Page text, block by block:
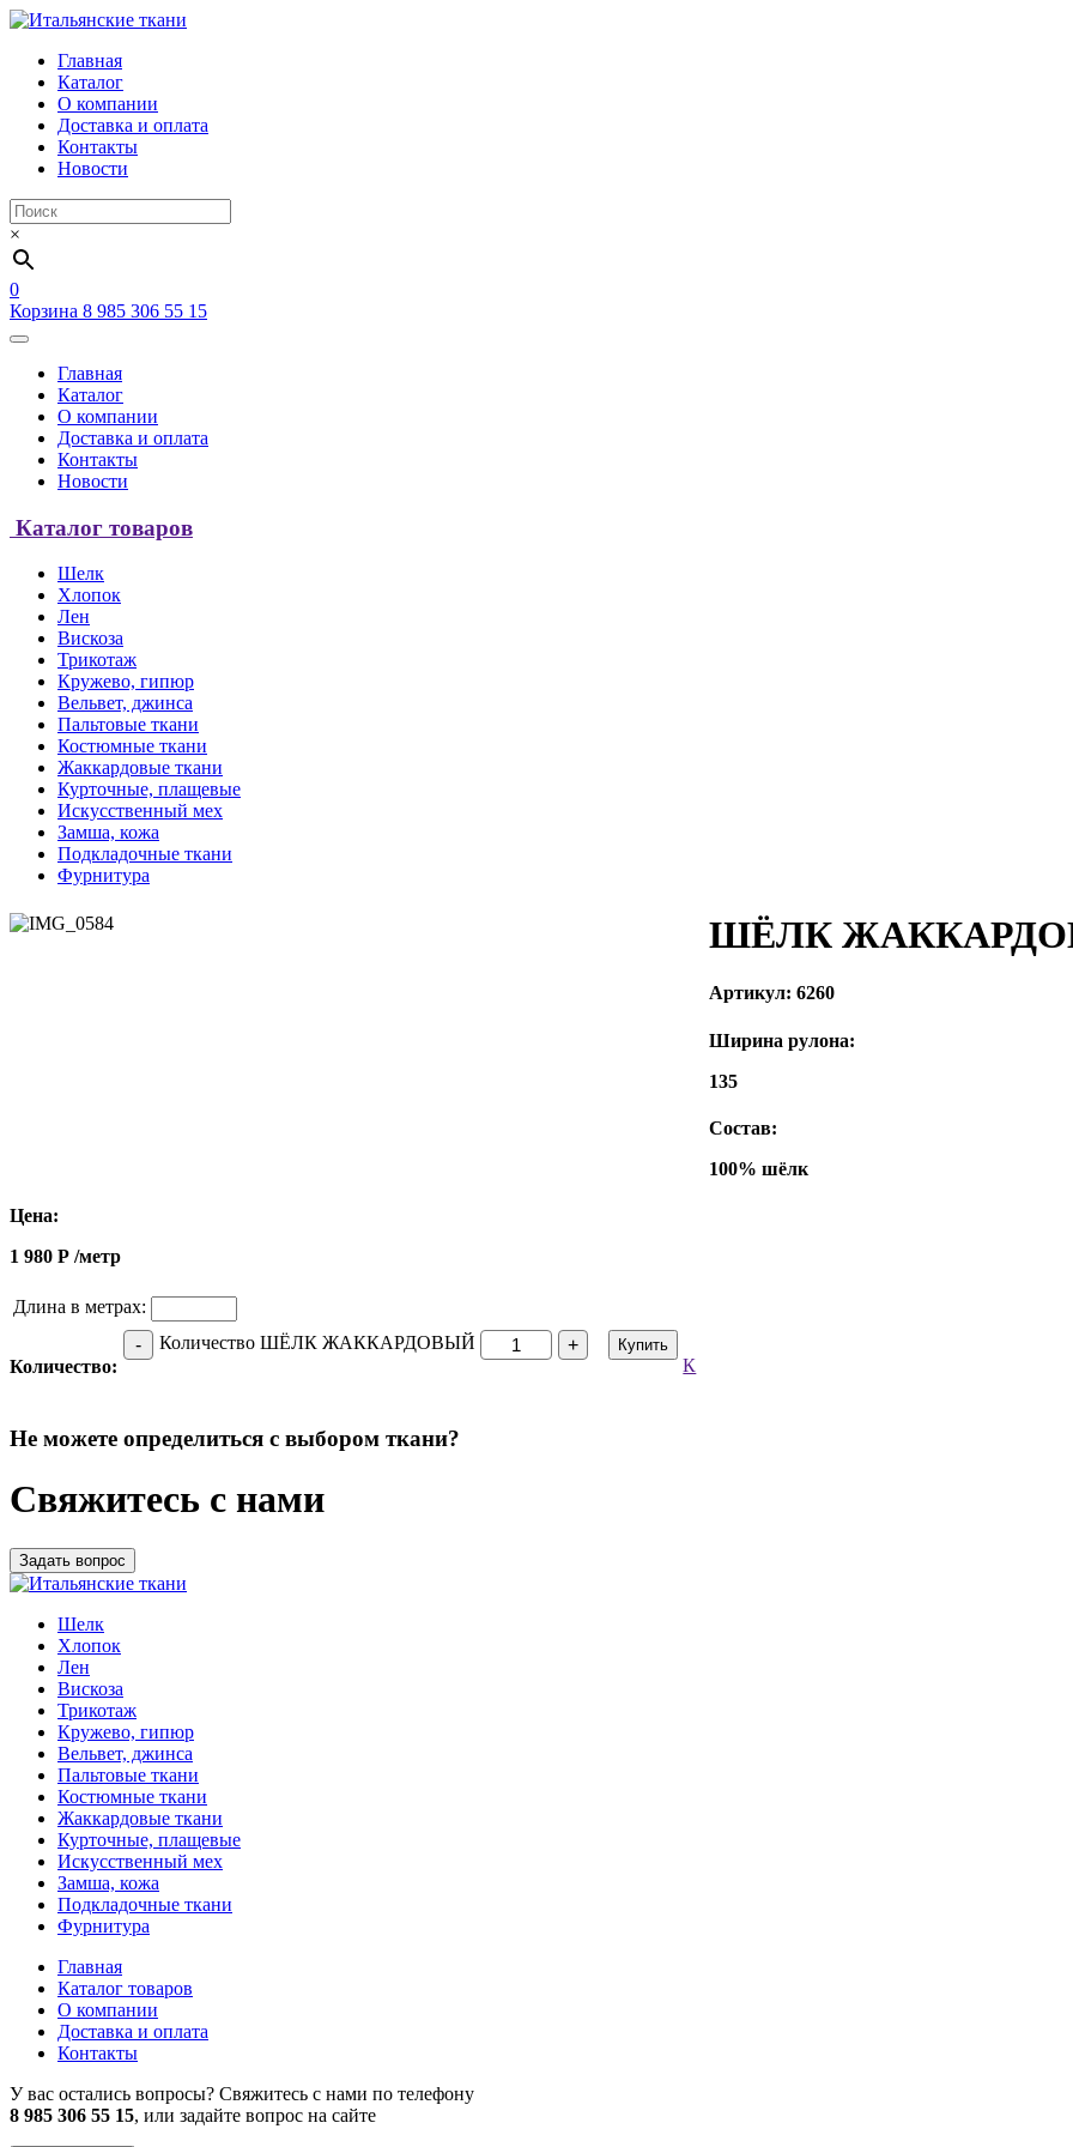
Главная
Каталог
О компании
Доставка и оплата
Контакты
Новости
×
0
Корзина 8 985 306 55 15
Главная
Каталог
О компании
Доставка и оплата
Контакты
Новости
Каталог товаров
Шелк
Хлопок
Лен
Вискоза
Трикотаж
Кружево, гипюр
Вельвет, джинса
Пальтовые ткани
Костюмные ткани
Жаккардовые ткани
Курточные, плащевые
Искусственный мех
Замша, кожа
Подкладочные ткани
Фурнитура
ШЁЛК
Артикул:6260
Ширина рулона:
135
Состав:
100% шёлк
Цена:
1 980 Р /метр
Длина в метрах:
Количество:
- Количество ШЁЛК ЖАККАРДОВЫЙ + Купить
К
Не можете определиться с выбором ткани?
Свяжитесь с нами
Задать вопрос
Шелк
Хлопок
Лен
Вискоза
Трикотаж
Кружево, гипюр
Вельвет, джинса
Пальтовые ткани
Костюмные ткани
Жаккардовые ткани
Курточные, плащевые
Искусственный мех
Замша, кожа
Подкладочные ткани
Фурнитура
Главная
Каталог товаров
О компании
Доставка и оплата
Контакты
У вас остались вопросы? Свяжитесь с нами по телефону
8 985 306 55 15, или задайте вопрос на сайте